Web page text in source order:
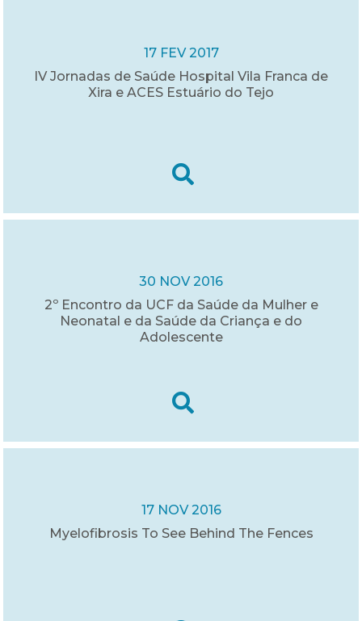
17 FEV 2017
IV Jornadas de Saúde Hospital Vila Franca de
Xira e ACES Estuário do Tejo
30 NOV 2016
2º Encontro da UCF da Saúde da Mulher e
Neonatal e da Saúde da Criança e do
Adolescente
17 NOV 2016
Myelofibrosis To See Behind The Fences